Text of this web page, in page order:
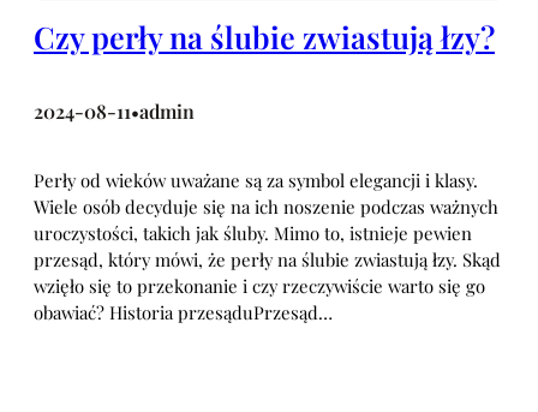
Czy perły na ślubie zwiastują łzy?
2024-08-11•admin
Perły od wieków uważane są za symbol elegancji i klasy.
Wiele osób decyduje się na ich noszenie podczas ważnych
uroczystości, takich jak śluby. Mimo to, istnieje pewien
przesąd, który mówi, że perły na ślubie zwiastują łzy. Skąd
wzięło się to przekonanie i czy rzeczywiście warto się go
obawiać? Historia przesąduPrzesąd…